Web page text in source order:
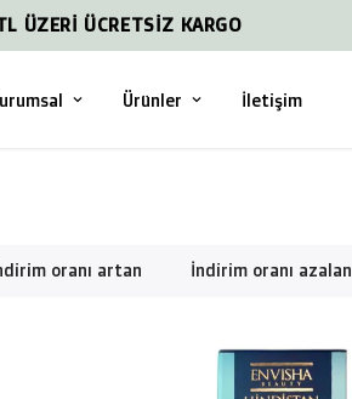
ÜZERİ ÜCRETSİZ KARGO
Ürünler İletişim
oranı artan İndirim oranı azalan